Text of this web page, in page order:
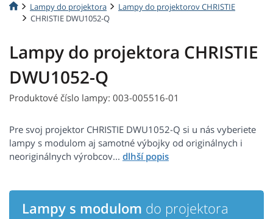
Lampy do projektora
Lampy do projektorov CHRISTIE
CHRISTIE DWU1052-Q
Lampy do projektora CHRISTIE
DWU1052-Q
Produktové číslo lampy: 003-005516-01
Pre svoj projektor CHRISTIE DWU1052-Q si u nás vyberiete
lampy s modulom aj samotné výbojky od originálnych i
neoriginálnych výrobcov...
Lampy s modulom do projektora